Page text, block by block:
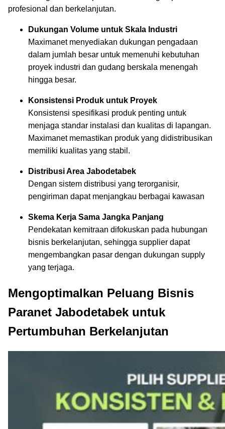
profesional dan berkelanjutan.
Dukungan Volume untuk Skala Industri
Maximanet menyediakan dukungan pengadaan
dalam jumlah besar untuk memenuhi kebutuhan
proyek industri dan gudang berskala menengah
hingga besar.
Konsistensi Produk untuk Proyek
Konsistensi spesifikasi produk penting untuk
menjaga standar instalasi dan kualitas di lapangan.
Maximanet memastikan produk yang didistribusikan
memiliki kualitas yang stabil.
Distribusi Area Jabodetabek
Dengan sistem distribusi yang terorganisir,
pengiriman dapat menjangkau berbagai kawasan
Skema Kerja Sama Jangka Panjang
Pendekatan kemitraan difokuskan pada hubungan
bisnis berkelanjutan, sehingga supplier dapat
mengembangkan pasar dengan dukungan supply
yang terjaga.
Mengoptimalkan Peluang Bisnis
Paranet Jabodetabek untuk
Pertumbuhan Berkelanjutan